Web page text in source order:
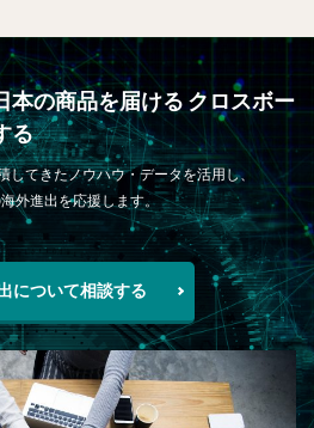
本の商品を届ける クロスボー
る
してきたノウハウ・データを活用し、
外進出を応援します。
について相談する